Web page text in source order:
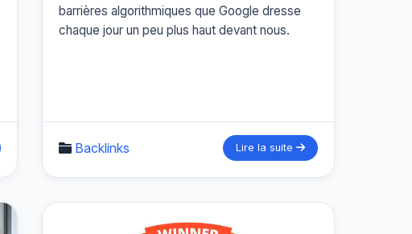
barrières algorithmiques que Google dresse
chaque jour un peu plus haut devant nous.
Backlinks Lire la suite